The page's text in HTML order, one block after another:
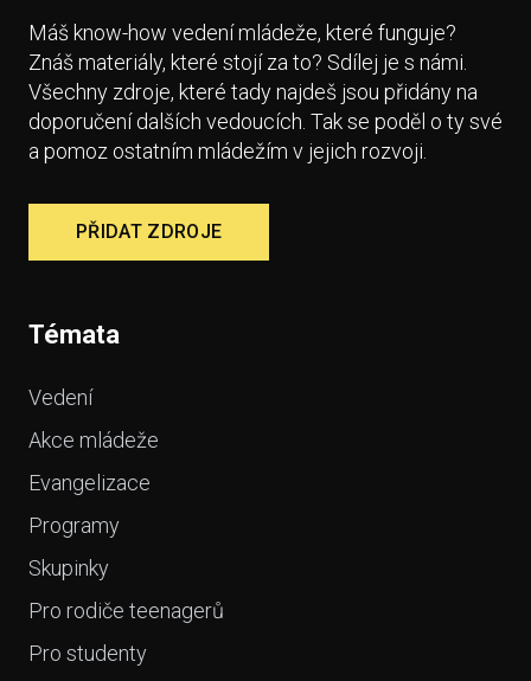
Máš know-how vedení mládeže, které funguje?
Znáš materiály, které stojí za to? Sdílej je s námi.
Všechny zdroje, které tady najdeš jsou přidány na
doporučení dalších vedoucích. Tak se poděl o ty své
a pomoz ostatním mládežím v jejich rozvoji.
PŘIDAT ZDROJE
Témata
Vedení
Akce mládeže
Evangelizace
Programy
Skupinky
Pro rodiče teenagerů
Pro studenty